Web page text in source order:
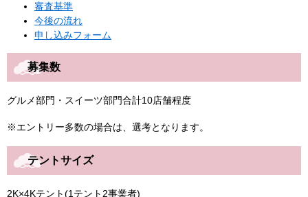
審査基準
今後の流れ
申し込みフォーム
募集数
グルメ部門・スイーツ部門合計10店舗程度
※エントリー多数の場合は、選考となります。
テントサイズ
2K×4Kテント(1テント2事業者)